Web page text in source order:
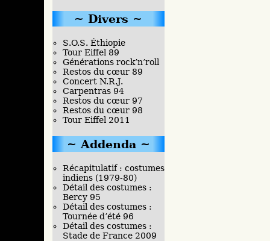
Divers
S.O.S. Éthiopie
Tour Eiffel 89
Générations rock’n’roll
Restos du cœur 89
Concert N.R.J.
Carpentras 94
Restos du cœur 97
Restos du cœur 98
Tour Eiffel 2011
Addenda
Récapitulatif : costumes
indiens (1979-80)
Détail des costumes :
Bercy 95
Détail des costumes :
Tournée d’été 96
Détail des costumes :
Stade de France 2009